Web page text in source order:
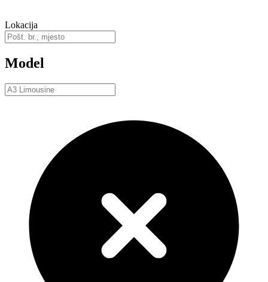
Lokacija
Model